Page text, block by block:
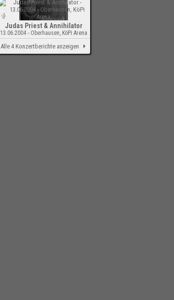
Judas Priest & Annihilator
13.06.2004 - Oberhausen, KöPi Arena
Alle 4 Konzertberichte anzeigen